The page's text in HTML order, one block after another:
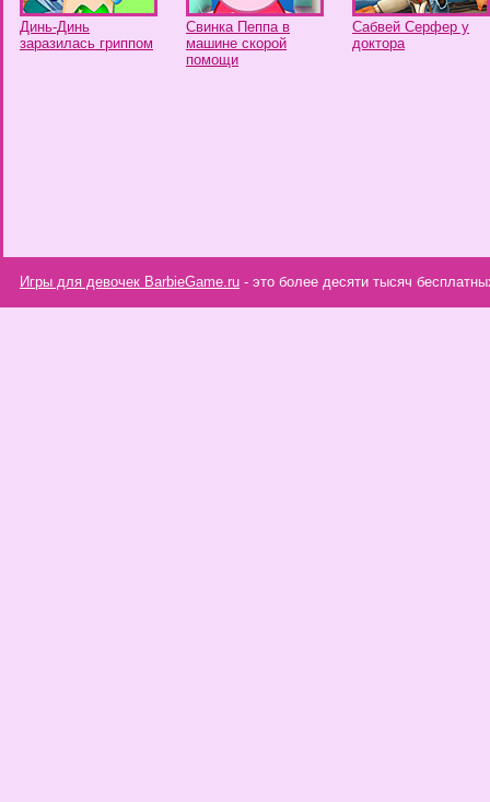
Динь-Динь
заразилась гриппом
Свинка Пеппа в
машине скорой
помощи
Сабвей Cерфер у
доктора
Игры для девочек BarbieGame.ru - это более десяти тысяч